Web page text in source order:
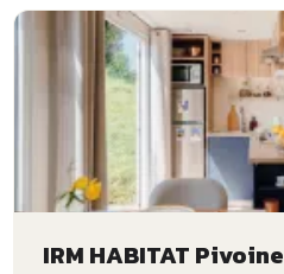
IRM HABITAT Pivoine